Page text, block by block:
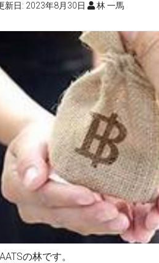
新日: 2023年8月30日 林 一馬
の林です。